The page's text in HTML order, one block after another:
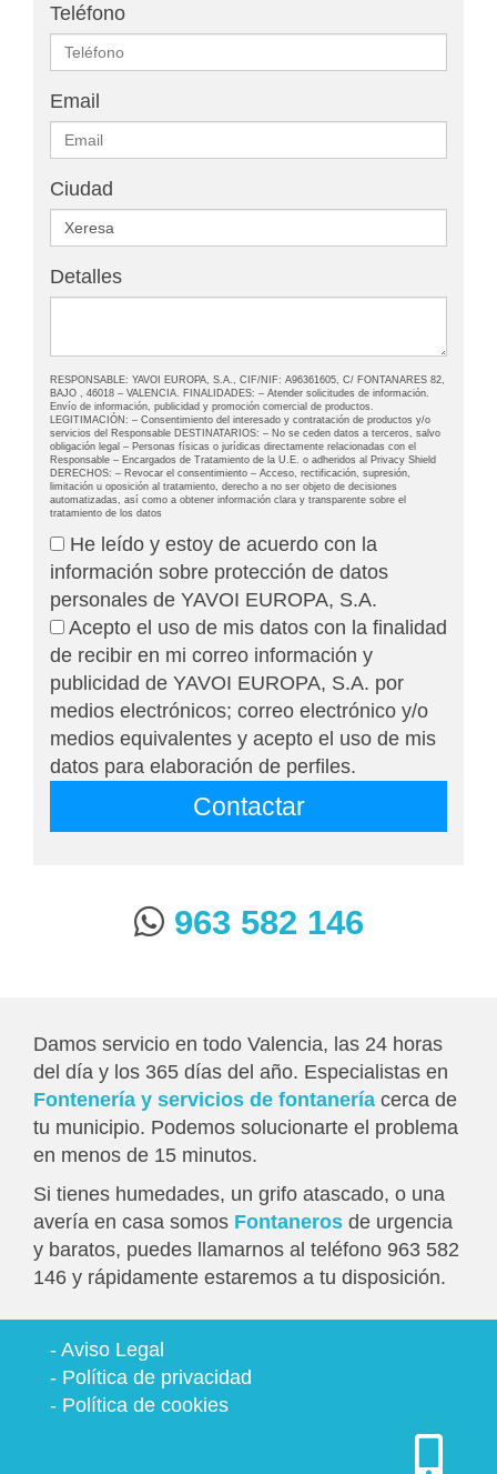
Teléfono
Email
Ciudad
Detalles
RESPONSABLE: YAVOI EUROPA, S.A., CIF/NIF: A96361605, C/ FONTANARES 82,
BAJO , 46018 – VALENCIA. FINALIDADES: – Atender solicitudes de información.
Envío de información, publicidad y promoción comercial de productos.
LEGITIMACIÓN: – Consentimiento del interesado y contratación de productos y/o
servicios del Responsable DESTINATARIOS: – No se ceden datos a terceros, salvo
obligación legal – Personas físicas o jurídicas directamente relacionadas con el
Responsable – Encargados de Tratamiento de la U.E. o adheridos al Privacy Shield
DERECHOS: – Revocar el consentimiento – Acceso, rectificación, supresión,
limitación u oposición al tratamiento, derecho a no ser objeto de decisiones
automatizadas, así como a obtener información clara y transparente sobre el
tratamiento de los datos
He leído y estoy de acuerdo con la
información sobre protección de datos
personales de YAVOI EUROPA, S.A.
Acepto el uso de mis datos con la finalidad
de recibir en mi correo información y
publicidad de YAVOI EUROPA, S.A. por
medios electrónicos; correo electrónico y/o
medios equivalentes y acepto el uso de mis
datos para elaboración de perfiles.
963 582 146
Damos servicio en todo Valencia, las 24 horas
del día y los 365 días del año. Especialistas en
Fontenería y servicios de fontanería cerca de
tu municipio. Podemos solucionarte el problema
en menos de 15 minutos.
Si tienes humedades, un grifo atascado, o una
avería en casa somos Fontaneros de urgencia
y baratos, puedes llamarnos al teléfono 963 582
146 y rápidamente estaremos a tu disposición.
- Aviso Legal
- Política de privacidad
- Política de cookies